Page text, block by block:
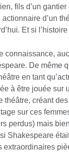
fils d’un
actionnaire d’un
Et si
connaissance,
De même
en tant
à être jouée sur
théâtre, créant
sur ces
perdus) mais
Shakespeare
extraordinaires